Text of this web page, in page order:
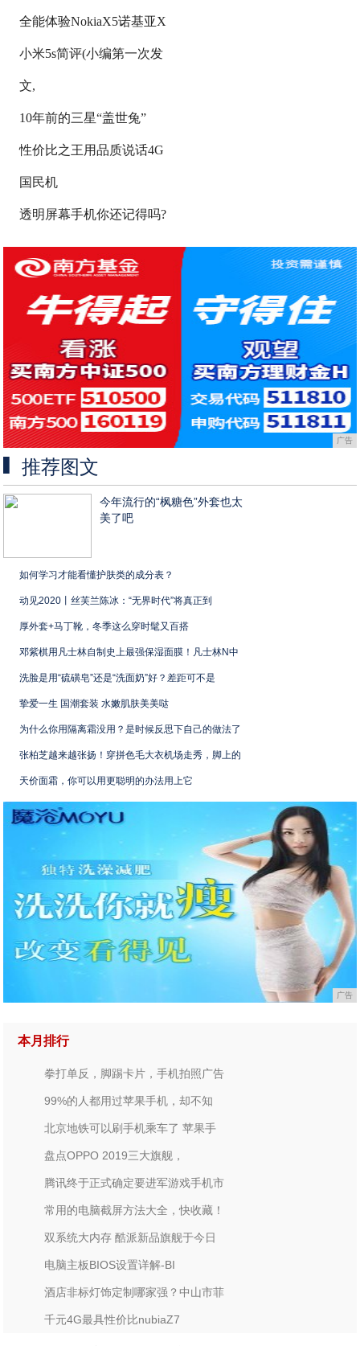
全能体验NokiaX5诺基亚X
小米5s简评(小编第一次发
文,
10年前的三星“盖世兔”
性价比之王用品质说话4G
国民机
透明屏幕手机你还记得吗?
广告
推荐图文
今年流行的“枫糖色”外套也太
美了吧
如何学习才能看懂护肤类的成分表？
动见2020丨丝芙兰陈冰：“无界时代”将真正到
厚外套+马丁靴，冬季这么穿时髦又百搭
邓紫棋用凡士林自制史上最强保湿面膜！凡士林N中
洗脸是用“硫磺皂”还是“洗面奶”好？差距可不是
挚爱一生 国潮套装 水嫩肌肤美美哒
为什么你用隔离霜没用？是时候反思下自己的做法了
张柏芝越来越张扬！穿拼色毛大衣机场走秀，脚上的
天价面霜，你可以用更聪明的办法用上它
广告
本月排行
拳打单反，脚踢卡片，手机拍照广告
99%的人都用过苹果手机，却不知
北京地铁可以刷手机乘车了 苹果手
盘点OPPO 2019三大旗舰，
腾讯终于正式确定要进军游戏手机市
常用的电脑截屏方法大全，快收藏！
双系统大内存 酷派新品旗舰于今日
​电脑主板BIOS设置详解-BI
酒店非标灯饰定制哪家强？中山市菲
千元4G最具性价比nubiaZ7